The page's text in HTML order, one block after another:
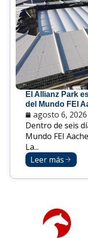
El Allianz Park
del Mundo FEI
agosto 6, 2026
Dentro de seis
Mundo FEI
La...
Leer más